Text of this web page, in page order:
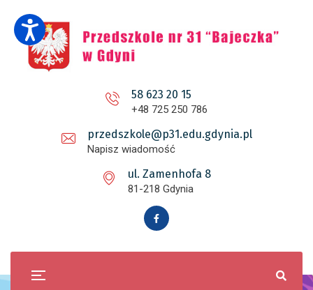
58 623 20 15
+48 725 250 786
przedszkole@p31.edu.gdynia.pl
Napisz wiadomość
ul. Zamenhofa 8
81-218 Gdynia